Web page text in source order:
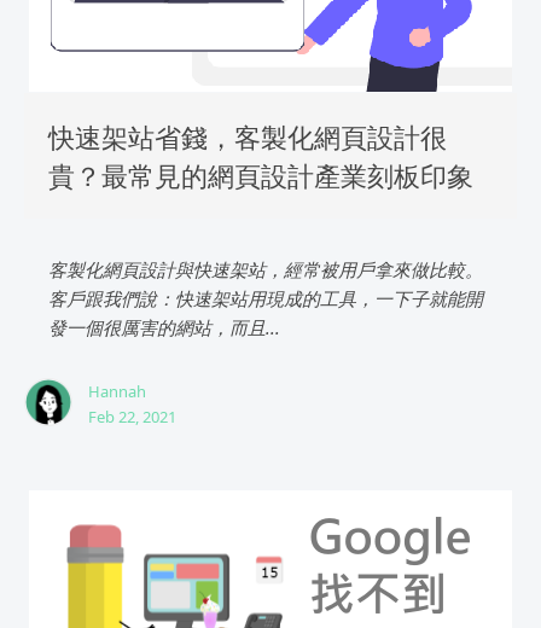
快速架站省錢，客製化網頁設計很
貴？最常見的網頁設計產業刻板印象
客製化網頁設計與快速架站，經常被用戶拿來做比較。
客戶跟我們說：快速架站用現成的工具，一下子就能開
發一個很厲害的網站，而且...
Hannah
Feb 22, 2021